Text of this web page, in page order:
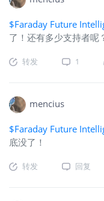
$Faraday Future
了！还有多少支持者呢
转发 1
mencius
$Faraday Future
底没了！
转发 回复